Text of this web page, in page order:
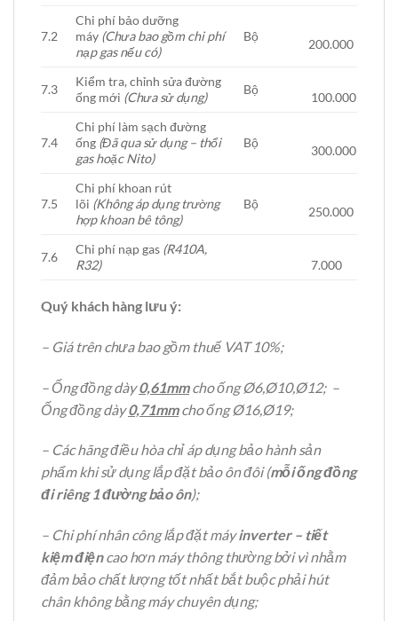
7.2
Chi phí bảo dưỡng
máy (Chưa bao gồm chi phí
nạp gas nếu có)
Bộ
200.000
7.3
Kiểm tra, chỉnh sửa đường
ống mới (Chưa sử dụng)
Bộ
100.000
7.4
Chi phí làm sạch đường
ống (Đã qua sử dụng – thổi
gas hoặc Nito)
Bộ
300.000
7.5
Chi phí khoan rút
lõi (Không áp dụng trường
hợp khoan bê tông)
Bộ
250.000
7.6
Chi phí nạp gas (R410A,
R32)
7.000
Quý khách hàng lưu ý:
– Giá trên chưa bao gồm thuế VAT 10%;
– Ống đồng dày0,61mmcho ống Ø6,Ø10,Ø12; –
Ống đồng dày0,71mmcho ống Ø16,Ø19;
– Các hãng điều hòa chỉ áp dụng bảo hành sản
phẩm khi sử dụng lắp đặt bảo ôn đôi (mỗi ống đồng
đi riêng 1 đường bảo ôn);
– Chi phí nhân công lắp đặt máyinverter – tiết
kiệm điệncao hơn máy thông thường bởi vì nhằm
đảm bảo chất lượng tốt nhất bắt buộc phải hút
chân không bằng máy chuyên dụng;